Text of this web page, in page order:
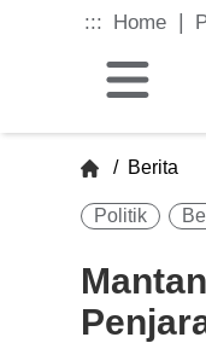
::: Home
/ Berita
Politik